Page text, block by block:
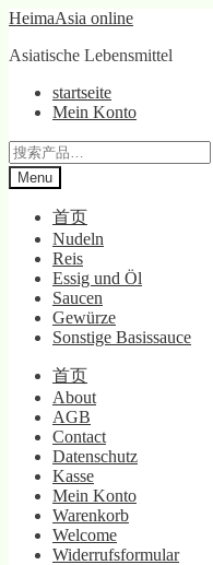
Skip
navigation
Skip
content
HeimaAsia online
Asiatische Lebensmittel
startseite
Mein Konto
搜
索：
Menu
首页
Nudeln
Reis
Essig und Öl
Saucen
Gewürze
Sonstige Basissauce
首页
About
AGB
Contact
Datenschutz
Kasse
Mein Konto
Warenkorb
Welcome
Widerrufsformular